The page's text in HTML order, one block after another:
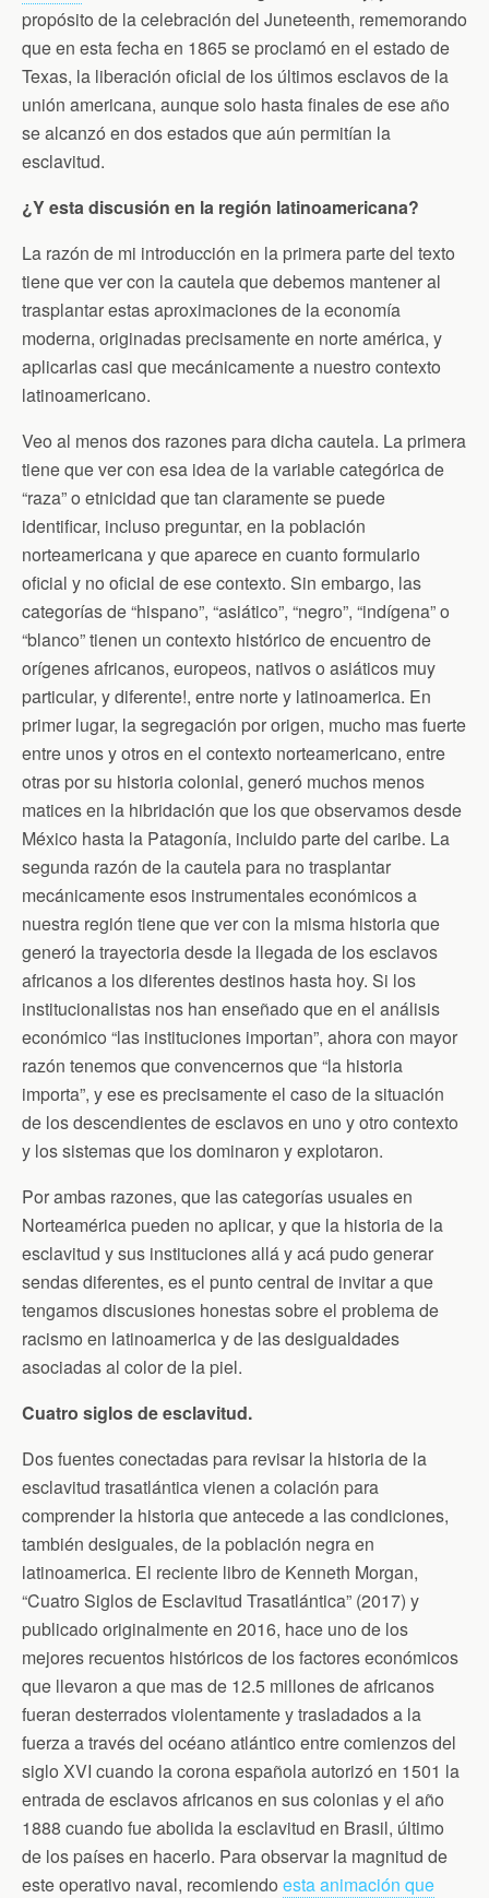
propósito de la celebración del Juneteenth, rememorando
que en esta fecha en 1865 se proclamó en el estado de
Texas, la liberación oficial de los últimos esclavos de la
unión americana, aunque solo hasta finales de ese año
se alcanzó en dos estados que aún permitían la
esclavitud.
¿Y esta discusión en la región latinoamericana?
La razón de mi introducción en la primera parte del texto
tiene que ver con la cautela que debemos mantener al
trasplantar estas aproximaciones de la economía
moderna, originadas precisamente en norte américa, y
aplicarlas casi que mecánicamente a nuestro contexto
latinoamericano.
Veo al menos dos razones para dicha cautela. La primera
tiene que ver con esa idea de la variable categórica de
“raza” o etnicidad que tan claramente se puede
identificar, incluso preguntar, en la población
norteamericana y que aparece en cuanto formulario
oficial y no oficial de ese contexto. Sin embargo, las
categorías de “hispano”, “asiático”, “negro”, “indígena” o
“blanco” tienen un contexto histórico de encuentro de
orígenes africanos, europeos, nativos o asiáticos muy
particular, y diferente!, entre norte y latinoamerica. En
primer lugar, la segregación por origen, mucho mas fuerte
entre unos y otros en el contexto norteamericano, entre
otras por su historia colonial, generó muchos menos
matices en la hibridación que los que observamos desde
México hasta la Patagonía, incluido parte del caribe. La
segunda razón de la cautela para no trasplantar
mecánicamente esos instrumentales económicos a
nuestra región tiene que ver con la misma historia que
generó la trayectoria desde la llegada de los esclavos
africanos a los diferentes destinos hasta hoy. Si los
institucionalistas nos han enseñado que en el análisis
económico “las instituciones importan”, ahora con mayor
razón tenemos que convencernos que “la historia
importa”, y ese es precisamente el caso de la situación
de los descendientes de esclavos en uno y otro contexto
y los sistemas que los dominaron y explotaron.
Por ambas razones, que las categorías usuales en
Norteamérica pueden no aplicar, y que la historia de la
esclavitud y sus instituciones allá y acá pudo generar
sendas diferentes, es el punto central de invitar a que
tengamos discusiones honestas sobre el problema de
racismo en latinoamerica y de las desigualdades
asociadas al color de la piel.
Cuatro siglos de esclavitud.
Dos fuentes conectadas para revisar la historia de la
esclavitud trasatlántica vienen a colación para
comprender la historia que antecede a las condiciones,
también desiguales, de la población negra en
latinoamerica. El reciente libro de Kenneth Morgan,
“Cuatro Siglos de Esclavitud Trasatlántica” (2017) y
publicado originalmente en 2016, hace uno de los
mejores recuentos históricos de los factores económicos
que llevaron a que mas de 12.5 millones de africanos
fueran desterrados violentamente y trasladados a la
fuerza a través del océano atlántico entre comienzos del
siglo XVI cuando la corona española autorizó en 1501 la
entrada de esclavos africanos en sus colonias y el año
1888 cuando fue abolida la esclavitud en Brasil, último
de los países en hacerlo. Para observar la magnitud de
este operativo naval, recomiendo esta animación que